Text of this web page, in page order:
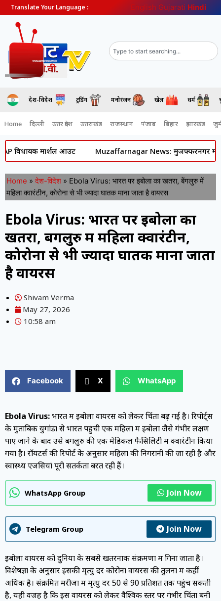
Translate Your Language : English Gujarati Hindi
देश-विदेश ट्रेंडिंग मनोरंजन खेल धर्म
Home दिल्ली उत्तर प्रदेश उत्तराखंड राजस्थान पंजाब बिहार झारखंड
मार्शल आउट Muzaffarnagar News: मुजफ्फरनगर में कांवड़
Home » देश-विदेश » Ebola Virus: भारत पर इबोला का खतरा, बेंगलुरु में
महिला क्वारंटीन, कोरोना से भी ज्यादा घातक माना जाता है वायरस
Ebola Virus: भारत पर इबोला का
खतरा, बेंगलुरु में महिला क्वारंटीन,
कोरोना से भी ज्यादा घातक माना जाता
है वायरस
Shivam Verma
May 27, 2026
10:58 am
Facebook X WhatsApp
Ebola Virus:भारत में इबोला वायरस को लेकर चिंता बढ़ गई है। रिपोर्ट्स
के मुताबिक युगांडा से भारत पहुंची एक महिला में इबोला जैसे गंभीर लक्षण
पाए जाने के बाद उसे बेंगलुरु की एक मेडिकल फैसिलिटी में क्वारंटीन किया
गया है। रॉयटर्स की रिपोर्ट के अनुसार महिला की निगरानी की जा रही है और
स्वास्थ्य एजेंसियां पूरी सतर्कता बरत रही हैं।
WhatsApp Group Join Now
Telegram Group Join Now
इबोला वायरस को दुनिया के सबसे खतरनाक संक्रमणों में गिना जाता है।
विशेषज्ञों के अनुसार इसकी मृत्यु दर कोरोना वायरस की तुलना में कहीं
अधिक है। संक्रमित मरीजों में मृत्यु दर 50 से 90 प्रतिशत तक पहुंच सकती
है, यही वजह है कि इस वायरस को लेकर वैश्विक स्तर पर गंभीर चिंता बनी